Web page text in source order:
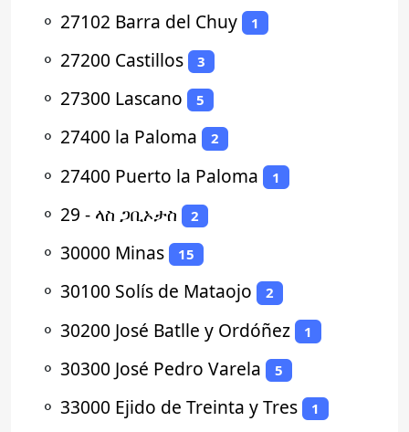
⚬ 27102 Barra del Chuy 1
⚬ 27200 Castillos 3
⚬ 27300 Lascano 5
⚬ 27400 la Paloma 2
⚬ 27400 Puerto la Paloma 1
⚬ 29 - ላስ ጋቢኦታስ 2
⚬ 30000 Minas 15
⚬ 30100 Solís de Mataojo 2
⚬ 30200 José Batlle y Ordóñez 1
⚬ 30300 José Pedro Varela 5
⚬ 33000 Ejido de Treinta y Tres 1